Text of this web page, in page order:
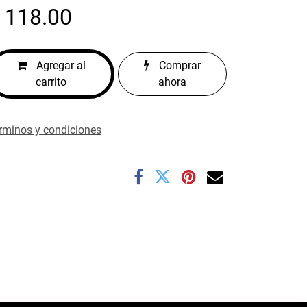
118.00
Agregar al
carrito
Comprar
ahora
y condiciones